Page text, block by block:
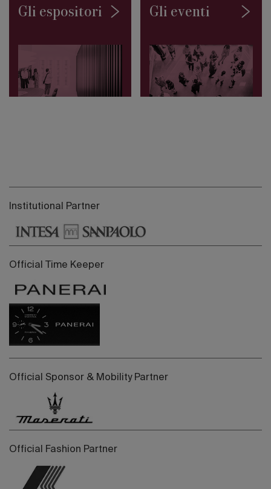
Gli eventi
Gli espositori
Institutional Partner
Official Time Keeper
Official Sponsor & Mobility Partner
Official Fashion Partner